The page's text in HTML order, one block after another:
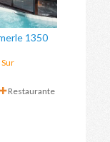
1350
Restaurante